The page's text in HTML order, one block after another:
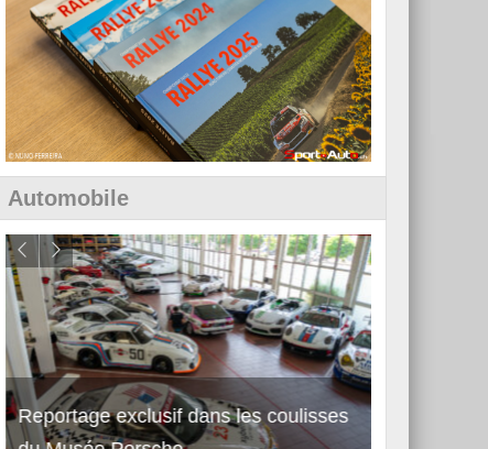
Automobile
Reportage exclusif dans les coulisses
Découverte de la nouvelle Ferrari